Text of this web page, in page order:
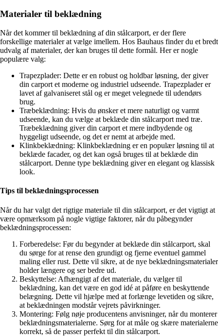
Materialer til beklædning
Når det kommer til beklædning af din stålcarport, er der flere
forskellige materialer at vælge imellem. Hos Bauhaus finder du et bredt
udvalg af materialer, der kan bruges til dette formål. Her er nogle
populære valg:
Trapezplader: Dette er en robust og holdbar løsning, der giver
din carport et moderne og industriel udseende. Trapezplader er
lavet af galvaniseret stål og er meget velegnede til udendørs
brug.
Træbeklædning: Hvis du ønsker et mere naturligt og varmt
udseende, kan du vælge at beklæde din stålcarport med træ.
Træbeklædning giver din carport et mere indbydende og
hyggeligt udseende, og det er nemt at arbejde med.
Klinkbeklædning: Klinkbeklædning er en populær løsning til at
beklæde facader, og det kan også bruges til at beklæde din
stålcarport. Denne type beklædning giver en elegant og klassisk
look.
Tips til beklædningsprocessen
Når du har valgt det rigtige materiale til din stålcarport, er det vigtigt at
være opmærksom på nogle vigtige faktorer, når du påbegynder
beklædningsprocessen:
Forberedelse: Før du begynder at beklæde din stålcarport, skal
du sørge for at rense den grundigt og fjerne eventuel gammel
maling eller rust. Dette vil sikre, at de nye beklædningsmaterialer
holder længere og ser bedre ud.
Beskyttelse: Afhængigt af det materiale, du vælger til
beklædning, kan det være en god idé at påføre en beskyttende
belægning. Dette vil hjælpe med at forlænge levetiden og sikre,
at beklædningen modstår vejrets påvirkninger.
Montering: Følg nøje producentens anvisninger, når du monterer
beklædningsmaterialerne. Sørg for at måle og skære materialerne
korrekt, så de passer perfekt til din stålcarport.